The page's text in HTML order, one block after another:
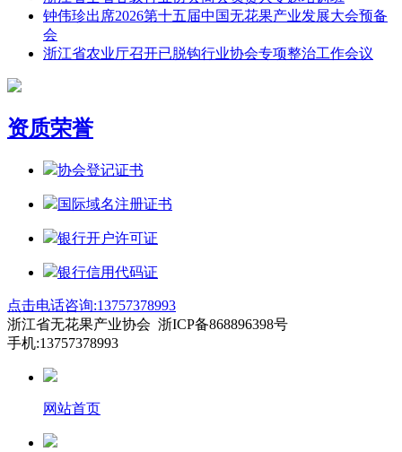
钟伟珍出席2026第十五届中国无花果产业发展大会预备
会
浙江省农业厅召开已脱钩行业协会专项整治工作会议
资质荣誉
协会登记证书
国际域名注册证书
银行开户许可证
银行信用代码证
点击电话咨询:13757378993
浙江省无花果产业协会 浙ICP备868896398号
手机:13757378993
网站首页